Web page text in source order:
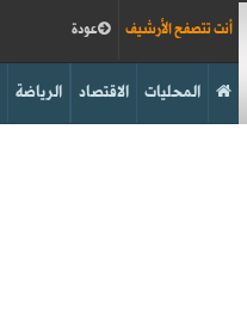
عودة أنت تتصفح الأرشيف
الرياضة الاقتصاد المحليات